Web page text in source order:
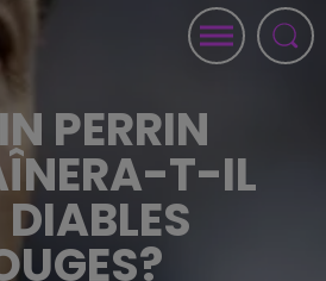
PERRIN
T-IL
DIABLES